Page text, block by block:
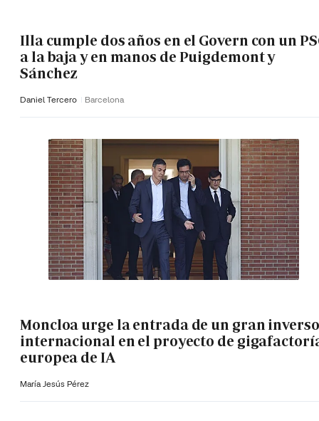
Illa cumple dos años en el Govern con un
a la baja y en manos de Puigdemont y
Sánchez
Daniel Tercero Barcelona
Moncloa urge la entrada de un gran
internacional en el proyecto de
europea de IA
María Jesús Pérez